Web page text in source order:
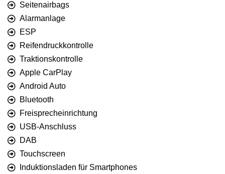
Seitenairbags
Alarmanlage
ESP
Reifendruckkontrolle
Traktionskontrolle
Apple CarPlay
Android Auto
Bluetooth
Freisprecheinrichtung
USB-Anschluss
DAB
Touchscreen
Induktionsladen für Smartphones